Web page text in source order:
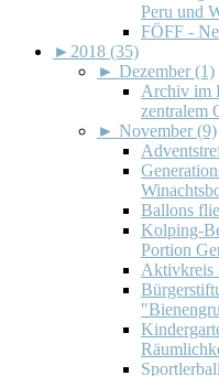
Peru und
FÖFF -
► 2018 (35)
► Dezember (1)
Archiv im
zentralem
► November (9)
Ballons
Kolping-
Portion
Aktivkreis